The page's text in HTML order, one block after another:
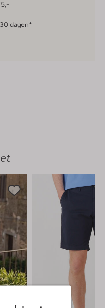
dagen*